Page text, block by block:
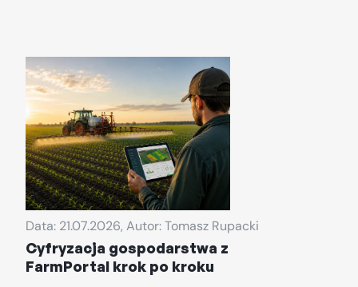
Data: 21.07.2026, Autor: Tomasz Rupacki
Cyfryzacja gospodarstwa z
FarmPortal krok po kroku